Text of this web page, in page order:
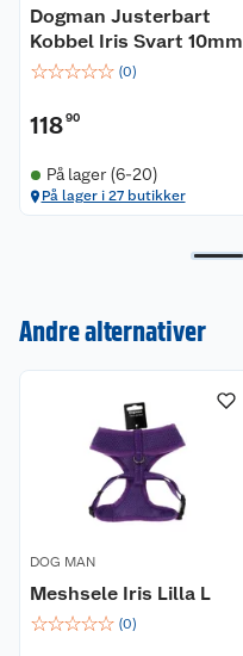
Dogman Justerbart
Kobbel Iris Svart 10mm
☆☆☆☆☆ (0)
11890
På lager (6-20)
På lager i 27 butikker
Andre alternativer
DOG MAN
Meshsele Iris Lilla L
☆☆☆☆☆ (0)
Nyheter
Våre butikker
Våre merkevarer
Ledige stillinger
Angre- og returrett
Reklamasjon og garanti
Ofte stilte spørsmål
Leveringsalternativer
Åpent kjøp